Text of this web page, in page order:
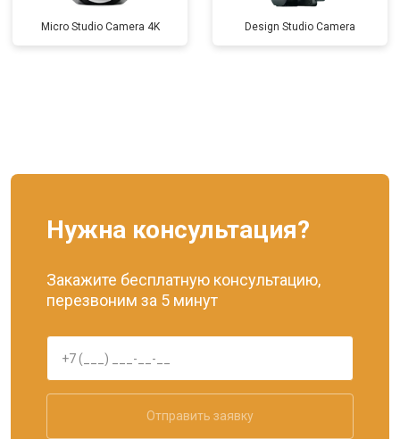
Micro Studio Camera 4K Design Studio Camera
Нужна консультация?
Закажите бесплатную консультацию,
перезвоним за 5 минут
Отправить заявку